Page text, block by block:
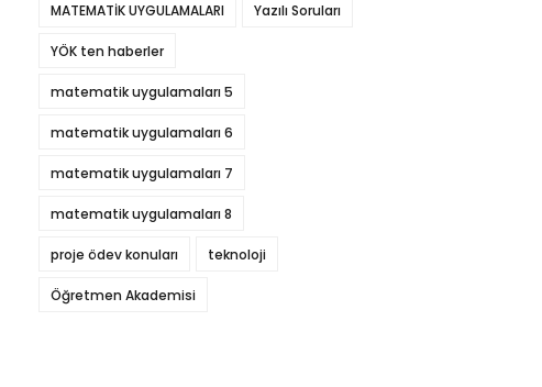
MATEMATİK UYGULAMALARI Yazılı Soruları
YÖK ten haberler
matematik uygulamaları 5
matematik uygulamaları 6
matematik uygulamaları 7
matematik uygulamaları 8
proje ödev konuları teknoloji
Öğretmen Akademisi